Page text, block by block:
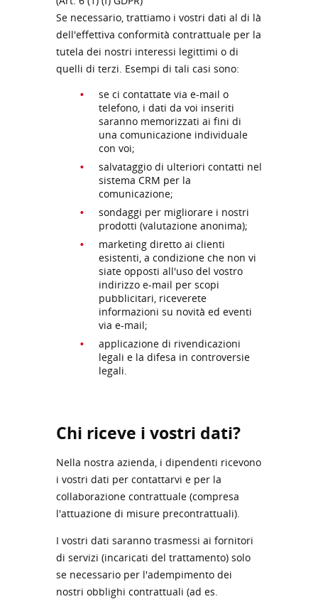
Se necessario, trattiamo i vostri dati al di là
dell'effettiva conformità contrattuale per la
tutela dei nostri interessi legittimi o di
quelli di terzi. Esempi di tali casi sono:
se ci contattate via e-mail o
telefono, i dati da voi inseriti
saranno memorizzati ai fini di
una comunicazione individuale
con voi;
salvataggio di ulteriori contatti nel
sistema CRM per la
comunicazione;
sondaggi per migliorare i nostri
prodotti (valutazione anonima);
marketing diretto ai clienti
esistenti, a condizione che non vi
siate opposti all'uso del vostro
indirizzo e-mail per scopi
pubblicitari, riceverete
informazioni su novità ed eventi
via e-mail;
applicazione di rivendicazioni
legali e la difesa in controversie
legali.
Chi riceve i vostri dati?
Nella nostra azienda, i dipendenti ricevono
i vostri dati per contattarvi e per la
collaborazione contrattuale (compresa
l'attuazione di misure precontrattuali).
I vostri dati saranno trasmessi ai fornitori
di servizi (incaricati del trattamento) solo
se necessario per l'adempimento dei
nostri obblighi contrattuali (ad es.